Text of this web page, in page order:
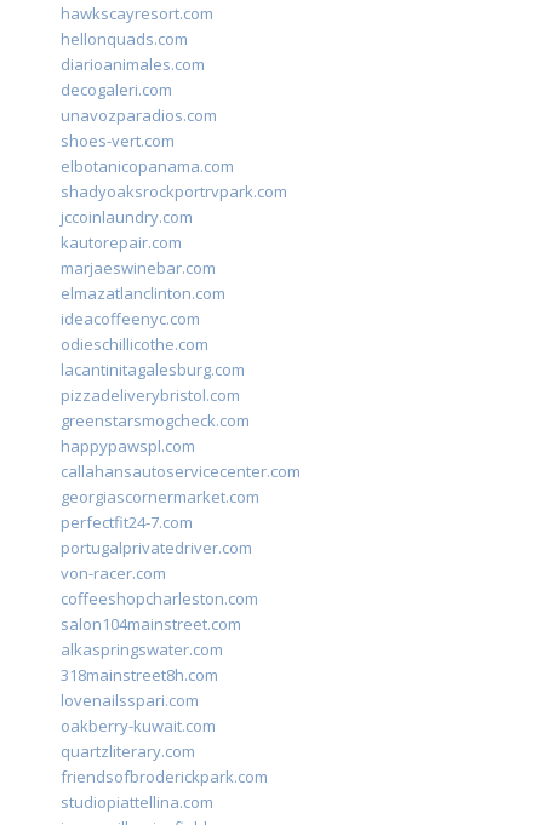
hawkscayresort.com
hellonquads.com
diarioanimales.com
decogaleri.com
unavozparadios.com
shoes-vert.com
elbotanicopanama.com
shadyoaksrockportrvpark.com
jccoinlaundry.com
kautorepair.com
marjaeswinebar.com
elmazatlanclinton.com
ideacoffeenyc.com
odieschillicothe.com
lacantinitagalesburg.com
pizzadeliverybristol.com
greenstarsmogcheck.com
happypawspl.com
callahansautoservicecenter.com
georgiascornermarket.com
perfectfit24-7.com
portugalprivatedriver.com
von-racer.com
coffeeshopcharleston.com
salon104mainstreet.com
alkaspringswater.com
318mainstreet8h.com
lovenailsspari.com
oakberry-kuwait.com
quartzliterary.com
friendsofbroderickpark.com
studiopiattellina.com